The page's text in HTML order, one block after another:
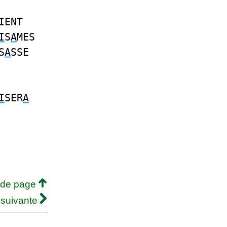
IENT
SAMES
ASSE
SERA
page